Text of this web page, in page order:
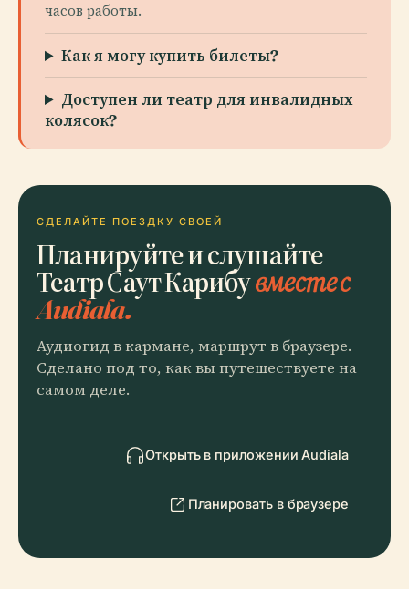
часов работы.
Как я могу купить билеты?
Доступен ли театр для инвалидных
колясок?
СДЕЛАЙТЕ ПОЕЗДКУ СВОЕЙ
Планируйте и слушайте
Театр Саут Карибувместе с
Audiala.
Аудиогид в кармане, маршрут в браузере.
Сделано под то, как вы путешествуете на
самом деле.
Открыть в приложении Audiala
Планировать в браузере